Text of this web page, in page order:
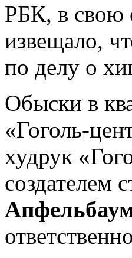
РБК, в свою
извещало,
по делу о
Обыски в
«Гоголь-
худрук
создателем